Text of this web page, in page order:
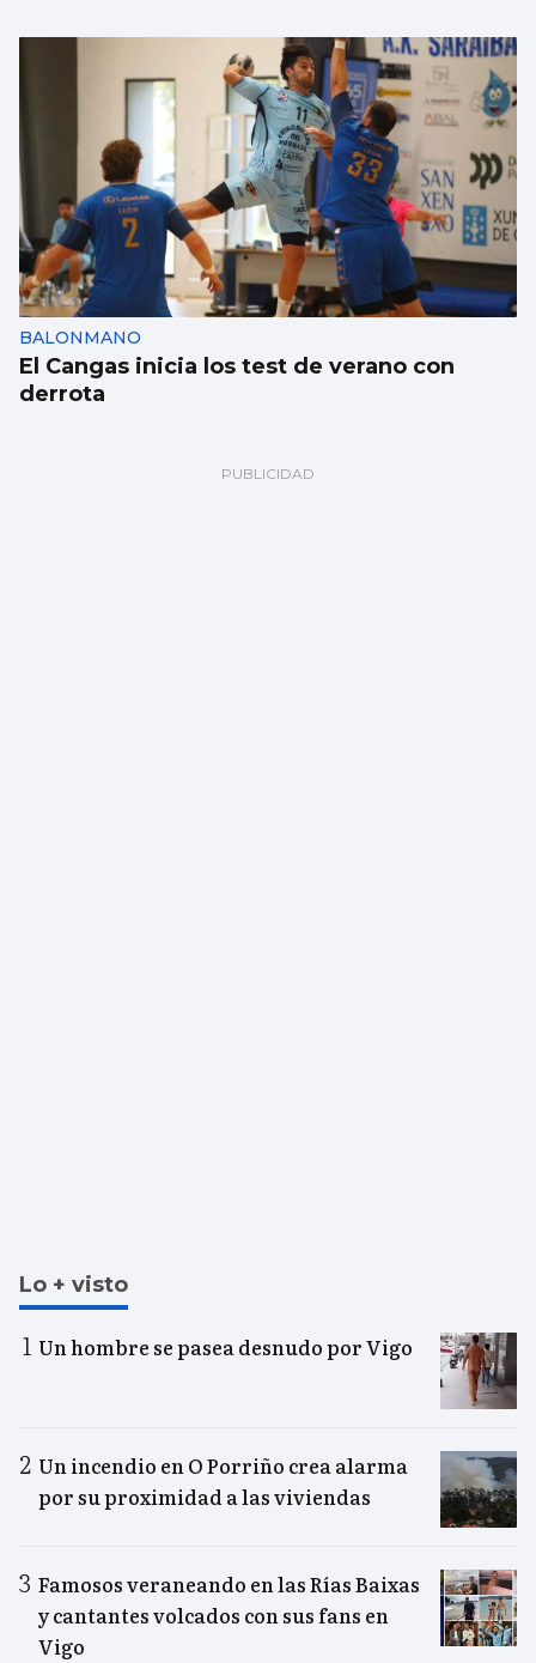
BALONMANO
El Cangas inicia los test de verano con
derrota
Lo + visto
Un hombre se pasea desnudo por Vigo
Un incendio en O Porriño crea alarma
por su proximidad a las viviendas
Famosos veraneando en las Rías Baixas
y cantantes volcados con sus fans en
Vigo